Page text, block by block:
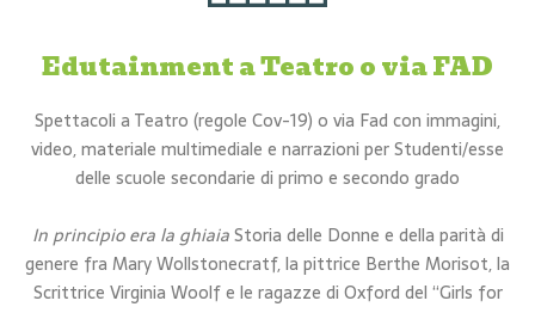
Edutainment a Teatro o via FAD
Spettacoli a Teatro (regole Cov-19) o via Fad con immagini,
video, materiale multimediale e narrazioni per Studenti/esse
delle scuole secondarie di primo e secondo grado
In principio era la ghiaiaStoria delle Donne e della parità di
genere fra Mary Wollstonecratf, la pittrice Berthe Morisot, la
Scrittrice Virginia Woolf e le ragazze di Oxford del “Girls for